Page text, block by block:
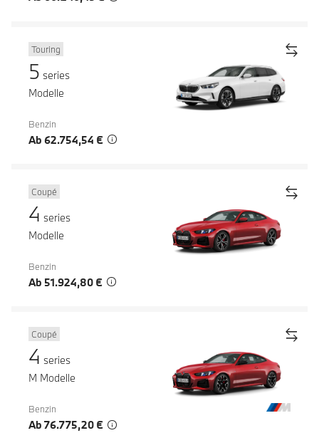
Touring
5 series
Modelle
Benzin
Ab 62.754,54 €
Coupé
4 series
Modelle
Benzin
Ab 51.924,80 €
Coupé
4 series
M Modelle
Benzin
Ab 76.775,20 €